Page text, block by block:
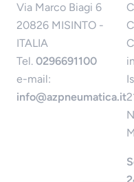
Via Marco Biagi 6
20826 MISINTO -
ITALIA
Tel. 0296691100
e-mail:
info@azpneumatica.it